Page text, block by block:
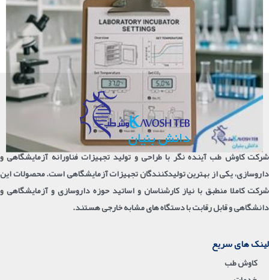
شرکت کاوش طب آینده نگر با طراحی و تولید تجهیزات فناورانه آزمایشگاهی و
داروسازی، یکی از بهترین تولیدکنندگان تجهیزات آزمایشگاهی است. محصولات این
شرکت کاملا منطبق با نیاز کارشناسان و اساتید حوزه داروسازی و آزمایشگاهی و
دانشگاهی و قابل رقابت با دستگاه های مشابه خارجی هستند.
لینک های سریع
کاوش طب